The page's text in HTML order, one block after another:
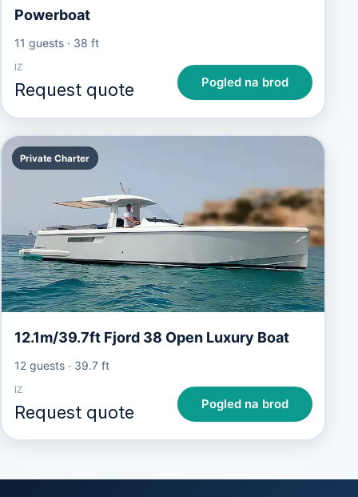
Powerboat
11 guests· 38 ft
IZ
Request quote Pogled na brod
Private Charter
12.1m/39.7ft Fjord 38 Open Luxury Boat
12 guests· 39.7 ft
IZ
Request quote Pogled na brod